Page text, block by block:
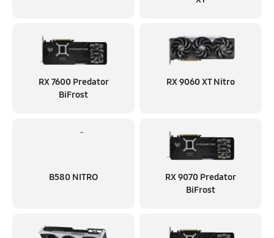
RX 7600 Predator
BiFrost
RX 9060 XT Nitro
B580 NITRO
RX 9070 Predator
BiFrost